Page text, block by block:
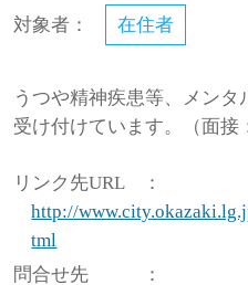
対象者： 在住者
うつや精神疾患等、メン
受け付けています。（面接
リンク先URL
：
http://
tml
問合せ先
：